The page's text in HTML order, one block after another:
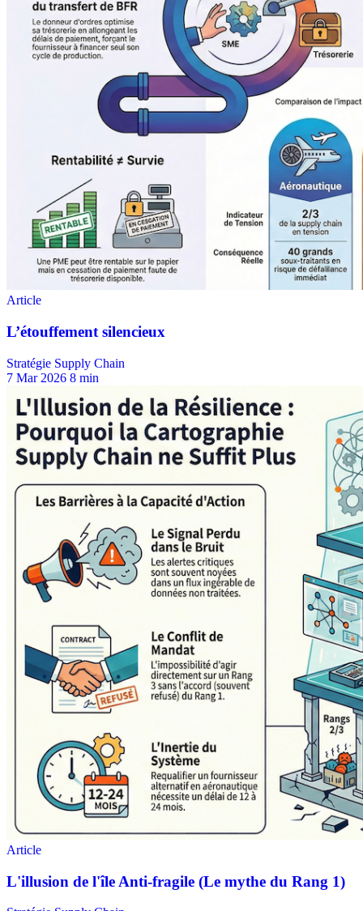
Stratégie Supply Chain
7 Mar 2026 8 min